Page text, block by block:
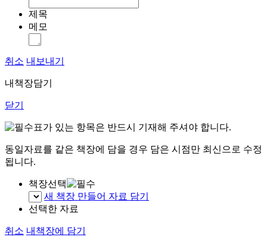
제목
메모
취소 내보내기
내책장담기
닫기
표가 있는 항목은 반드시 기재해 주셔야 합니다.
동일자료를 같은 책장에 담을 경우 담은 시점만 최신으로 수정
됩니다.
책장선택
새 책장 만들어 자료 담기
선택한 자료
취소 내책장에 담기